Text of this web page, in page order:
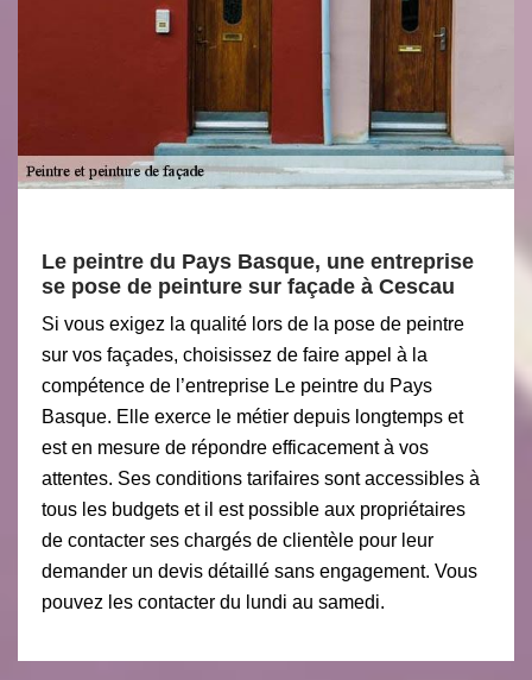
Le peintre du Pays Basque, une entreprise
se pose de peinture sur façade à Cescau
Si vous exigez la qualité lors de la pose de peintre
sur vos façades, choisissez de faire appel à la
compétence de l’entreprise Le peintre du Pays
Basque. Elle exerce le métier depuis longtemps et
est en mesure de répondre efficacement à vos
attentes. Ses conditions tarifaires sont accessibles à
tous les budgets et il est possible aux propriétaires
de contacter ses chargés de clientèle pour leur
demander un devis détaillé sans engagement. Vous
pouvez les contacter du lundi au samedi.